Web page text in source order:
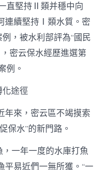
直堅持Ⅱ類并穩中向
連續堅持Ⅰ類水質。密
，被水利部評為“國民
密云保水經歷進選第
例。
化途徑
年來，密云區不竭摸索
保水”的新門路。
一年一度的水庫打魚
易近們一無所獲。“一